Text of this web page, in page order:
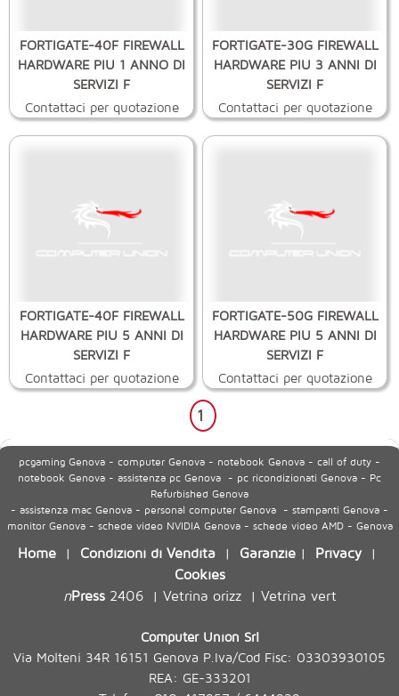
FORTIGATE-40F FIREWALL
HARDWARE PIU 1 ANNO DI
SERVIZI F
Contattaci per quotazione
FORTIGATE-30G FIREWALL
HARDWARE PIU 3 ANNI DI
SERVIZI F
Contattaci per quotazione
FORTIGATE-40F FIREWALL
HARDWARE PIU 5 ANNI DI
SERVIZI F
Contattaci per quotazione
FORTIGATE-50G FIREWALL
HARDWARE PIU 5 ANNI DI
SERVIZI F
Contattaci per quotazione
1
pcgaming Genova - computer Genova - notebook Genova - call of duty -
notebook Genova - assistenza pc Genova - pc ricondizionati Genova - Pc
Refurbished Genova
- assistenza mac Genova - personal computer Genova - stampanti Genova -
monitor Genova - schede video NVIDIA Genova - schede video AMD - Genova
Home | Condizioni di Vendita | Garanzie | Privacy|
Cookies
nPress2406| Vetrina orizz| Vetrina vert
Computer Union Srl
Via Molteni 34R 16151 Genova P.Iva/Cod Fisc: 03303930105
REA: GE-333201